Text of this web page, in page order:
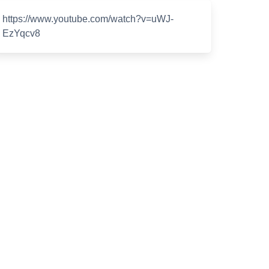
https://www.youtube.com/watch?v=uWJ-
EzYqcv8